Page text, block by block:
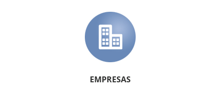
EMPRESAS